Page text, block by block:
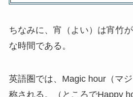
ちなみに、宵（よい）は宵竹
な時間である。
英語圏では、Magic hour（マ
称される。（ところでHappy